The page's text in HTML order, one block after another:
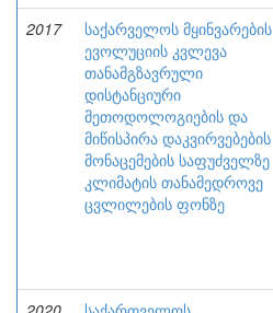
2017
საქარველოს მყინვარების
ევოლუციის კვლევა
თანამგზავრული
დისტანციური
მეთოდოლოგიების და
მიწისპირა დაკვირვებების
მონაცემების საფუძველზე
კლიმატის თანამედროვე
ცვლილების ფონზე